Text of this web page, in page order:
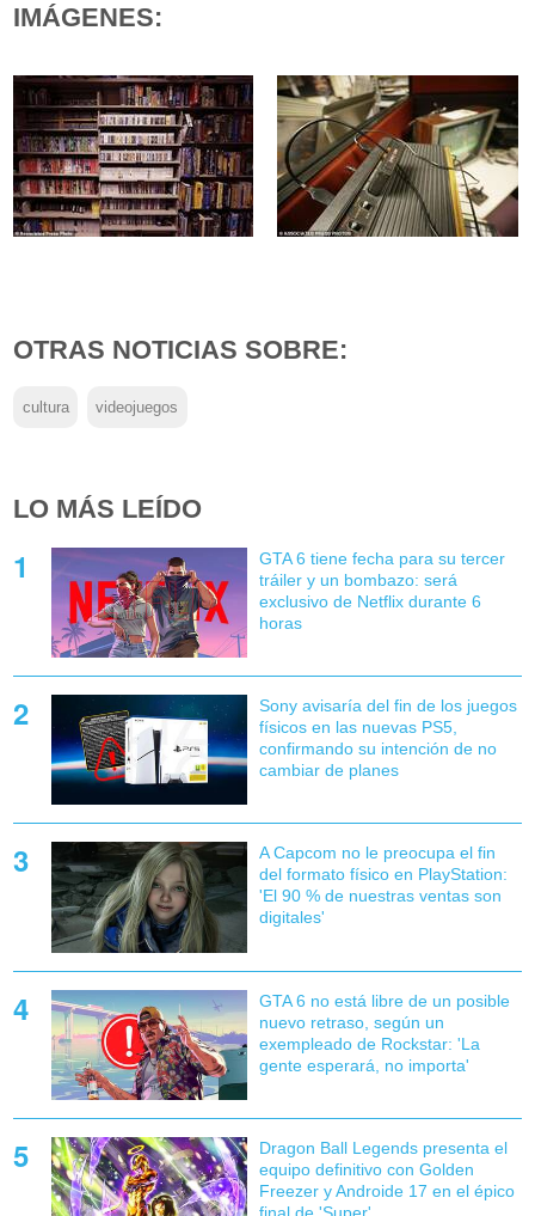
IMÁGENES:
OTRAS NOTICIAS SOBRE:
cultura videojuegos
LO MÁS LEÍDO
GTA 6 tiene fecha para su tercer
tráiler y un bombazo: será
exclusivo de Netflix durante 6
horas
Sony avisaría del fin de los juegos
físicos en las nuevas PS5,
confirmando su intención de no
cambiar de planes
A Capcom no le preocupa el fin
del formato físico en PlayStation:
'El 90 % de nuestras ventas son
digitales'
GTA 6 no está libre de un posible
nuevo retraso, según un
exempleado de Rockstar: 'La
gente esperará, no importa'
Dragon Ball Legends presenta el
equipo definitivo con Golden
Freezer y Androide 17 en el épico
final de 'Super'